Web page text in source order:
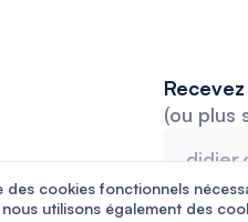
des cookies fonctionnels
utilisons également des
(ou plus